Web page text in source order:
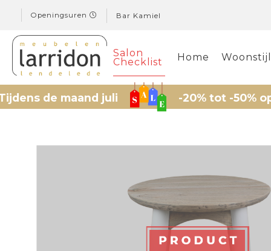
Openingsuren Bar Kamiel
Salon
Checklist Home
de maand juli -20% tot -50% op